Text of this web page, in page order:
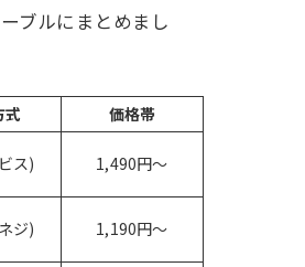
ブルにまとめまし
式
価格帯
ス) 1,490円〜
ジ) 1,190円〜